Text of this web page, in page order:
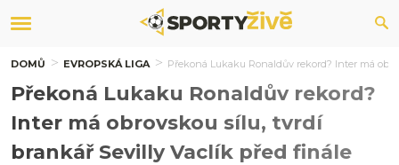
DOMŮ EVROPSKÁ LIGA Překoná Lukaku Ronaldův rekord? Inter má
Překoná Lukaku Ronaldův rekord?
Inter má obrovskou sílu, tvrdí
brankář Sevilly Vaclík před finále